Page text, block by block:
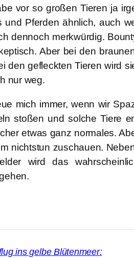
vor so großen Tieren ja
und Pferden ähnlich, auch
dennoch merkwürdig.
Aber bei den
den gefleckten Tieren wird
nur weg.
mich immer, wenn wir
stoßen und solche Tiere
etwas ganz normales.
nichtstun zuschauen.
wird das
ins gelbe Blütenmeer: